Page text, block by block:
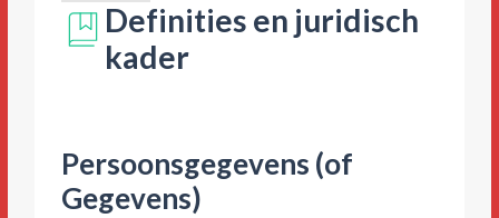
Definities en juridisch
kader
Persoonsgegevens (of
Gegevens)